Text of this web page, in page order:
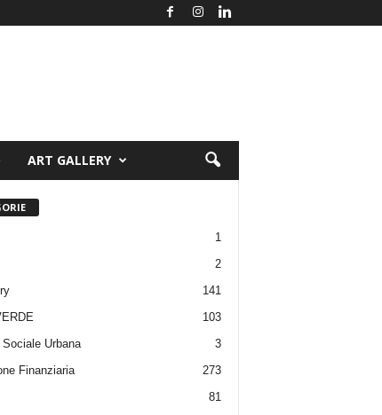
ART GALLERY
1
2
141
103
Sociale Urbana
3
Finanziaria
273
81